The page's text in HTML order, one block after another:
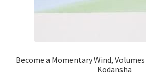
Become a Momentary Wind,
Kodansha